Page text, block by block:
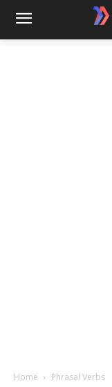
Home Phrasal Verbs